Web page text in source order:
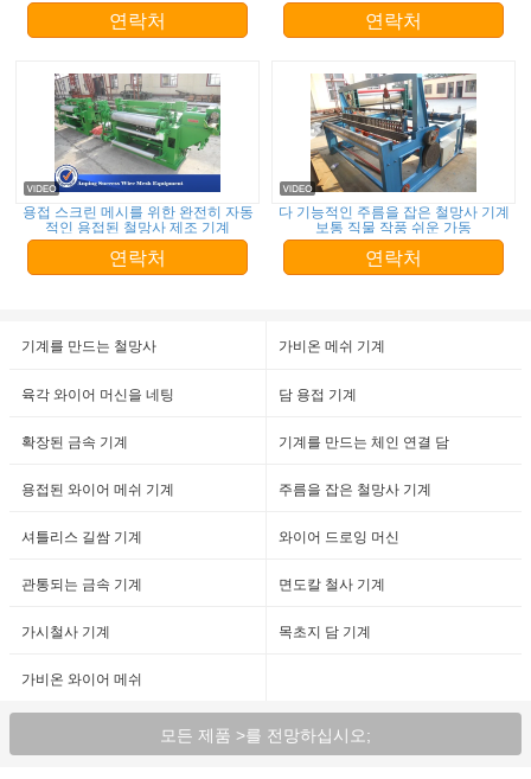
연락처
연락처
용접 스크린 메시를 위한 완전히 자동
적인 용접된 철망사 제조 기계
연락처
다 기능적인 주름을 잡은 철망사 기계
보통 직물 작풍 쉬운 가동
연락처
기계를 만드는 철망사 가비온 메쉬 기계
육각 와이어 머신을 네팅 담 용접 기계
확장된 금속 기계 기계를 만드는 체인 연결 담
용접된 와이어 메쉬 기계 주름을 잡은 철망사 기계
셔틀리스 길쌈 기계 와이어 드로잉 머신
관통되는 금속 기계 면도칼 철사 기계
가시철사 기계 목초지 담 기계
가비온 와이어 메쉬
모든 제품 >를 전망하십시오;